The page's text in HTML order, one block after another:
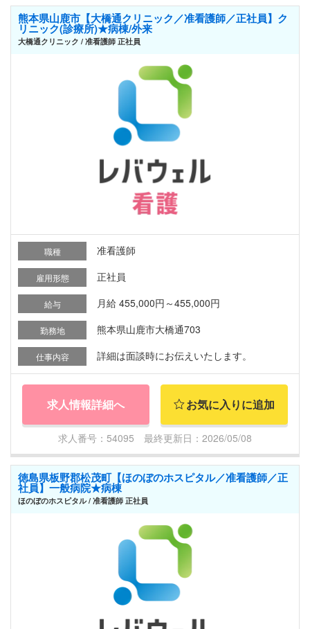
熊本県山鹿市【大橋通クリニック／准看護師／正社員】ク
リニック(診療所)★病棟/外来
大橋通クリニック / 准看護師 正社員
職種 准看護師
雇用形態 正社員
給与 月給 455,000円～455,000円
勤務地 熊本県山鹿市大橋通703
仕事内容 詳細は面談時にお伝えいたします。
求人情報詳細へ お気に入りに追加
求人番号：54095 最終更新日：2026/05/08
徳島県板野郡松茂町【ほのぼのホスピタル／准看護師／正
社員】一般病院★病棟
ほのぼのホスピタル / 准看護師 正社員